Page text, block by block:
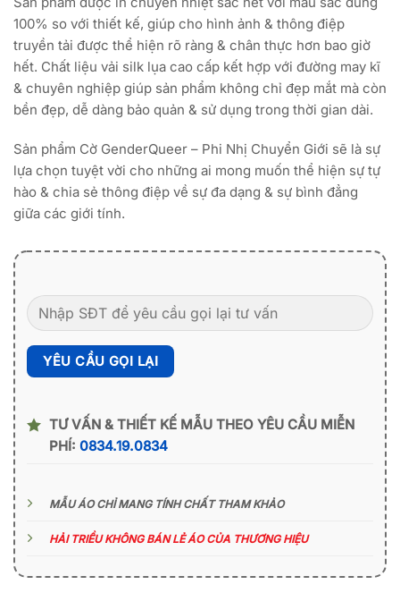
100% so với thiết kế, giúp cho hình ảnh & thông điệp
truyền tải được thể hiện rõ ràng & chân thực hơn bao giờ
hết. Chất liệu vải silk lụa cao cấp kết hợp với đường may kĩ
& chuyên nghiệp giúp sản phẩm không chỉ đẹp mắt mà còn
bền đẹp, dễ dàng bảo quản & sử dụng trong thời gian dài.
Sản phẩm Cờ GenderQueer – Phi Nhị Chuyển Giới sẽ là sự
lựa chọn tuyệt vời cho những ai mong muốn thể hiện sự tự
hào & chia sẻ thông điệp về sự đa dạng & sự bình đẳng
giữa các giới tính.
TƯ VẤN & THIẾT KẾ MẪU THEO YÊU CẦU MIỄN
PHÍ: 0834.19.0834
MẪU ÁO CHỈ MANG TÍNH CHẤT THAM KHẢO
HẢI TRIỀU KHÔNG BÁN LẺ ÁO CỦA THƯƠNG HIỆU